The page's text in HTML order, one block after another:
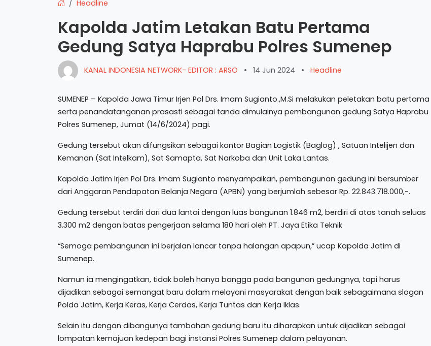
Headline
Kapolda Jatim Letakan Batu Pertama
Gedung Satya Haprabu Polres Sumenep
KANAL INDONESIA NETWORK- EDITOR : ARSO • 14 Jun 2024 • Headline
SUMENEP – Kapolda Jawa Timur Irjen Pol Drs. Imam Sugianto.,M.Si melakukan peletakan batu pertama
serta penandatanganan prasasti sebagai tanda dimulainya pembangunan gedung Satya Haprabu
Polres Sumenep, Jumat (14/6/2024) pagi.
Gedung tersebut akan difungsikan sebagai kantor Bagian Logistik (Baglog) , Satuan Intelijen dan
Kemanan (Sat Intelkam), Sat Samapta, Sat Narkoba dan Unit Laka Lantas.
Kapolda Jatim Irjen Pol Drs. Imam Sugianto menyampaikan, pembangunan gedung ini bersumber
dari Anggaran Pendapatan Belanja Negara (APBN) yang berjumlah sebesar Rp. 22.843.718.000,-.
Gedung tersebut terdiri dari dua lantai dengan luas bangunan 1.846 m2, berdiri di atas tanah seluas
3.300 m2 dengan batas pengerjaan selama 180 hari oleh PT. Jaya Etika Teknik
“Semoga pembangunan ini berjalan lancar tanpa halangan apapun,” ucap Kapolda Jatim di
Sumenep.
Namun ia mengingatkan, tidak boleh hanya bangga pada bangunan gedungnya, tapi harus
dijadikan sebagai semangat baru dalam melayani masyarakat dengan baik sebagaimana slogan
Polda Jatim, Kerja Keras, Kerja Cerdas, Kerja Tuntas dan Kerja Iklas.
Selain itu dengan dibangunya tambahan gedung baru itu diharapkan untuk dijadikan sebagai
lompatan kemajuan kedepan bagi instansi Polres Sumenep dalam pelayanan.